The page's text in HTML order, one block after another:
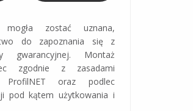
zostać uznana,
do zapoznania się z
gwarancyjnej. Montaż
zgodnie z zasadami
oraz podlec
pod kątem użytkowania i